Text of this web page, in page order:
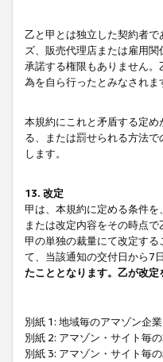
乙と甲とは独立した契約者
ズ、販売代理店または雇用
承諾する権限もありません
為を自ら行ったとみなされま
本規約にこれと矛盾する定
る、または罰せられる方法
します。
13. 改定
甲は、本規約に定める条件
または改定内容をその時点
甲の単独の裁量にて改定す
て、当該通知の交付日から7
たこととなります。乙が改
別紙 1: 地域毎のアマゾン企
別紙 2: アマゾン・サイト毎
別紙 3: アマゾン・サイト毎